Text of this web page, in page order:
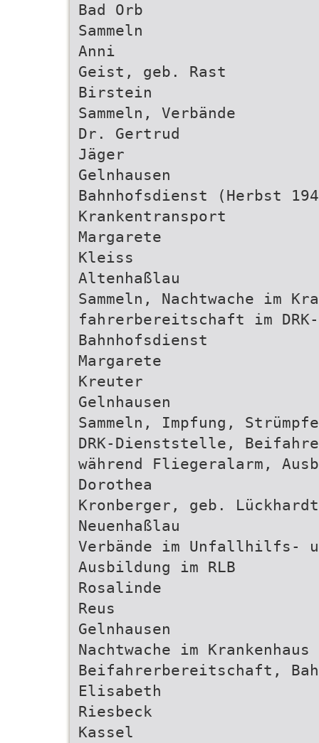
Bad Orb
Sammeln
Anni
Geist, geb. Rast
Birstein
Sammeln, Verbände
Dr. Gertrud
Jäger
Gelnhausen
Bahnhofsdienst (Herbst
Krankentransport
Margarete
Kleiss
Altenhaßlau
Sammeln, Nachtwache im
fahrerbereitschaft im
Bahnhofsdienst
Margarete
Kreuter
Gelnhausen
Sammeln, Impfung,
DRK-Dienststelle,
während Fliegeralarm,
Dorothea
Kronberger, geb. Lückhardt
Neuenhaßlau
Verbände im Unfallhilfs-
Ausbildung im RLB
Rosalinde
Reus
Gelnhausen
Nachtwache im
Beifahrerbereitschaft,
Elisabeth
Riesbeck
Kassel